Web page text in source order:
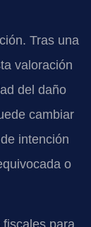
Tras una
valoración
del daño
cambiar
intención
o
para